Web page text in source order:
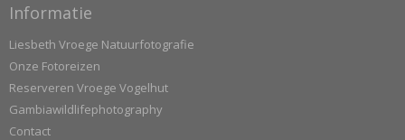
Informatie
Liesbeth Vroege Natuurfotografie
Onze Fotoreizen
Reserveren Vroege Vogelhut
Gambiawildlifephotography
Contact